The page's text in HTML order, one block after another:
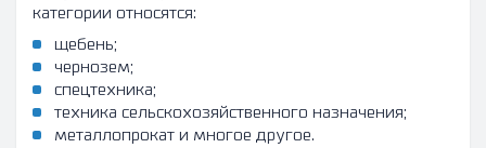
категории относятся:
щебень;
чернозем;
спецтехника;
техника сельскохозяйственного назначения;
металлопрокат и многое другое.